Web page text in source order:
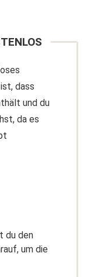
dass
und du
da es
du den
um die